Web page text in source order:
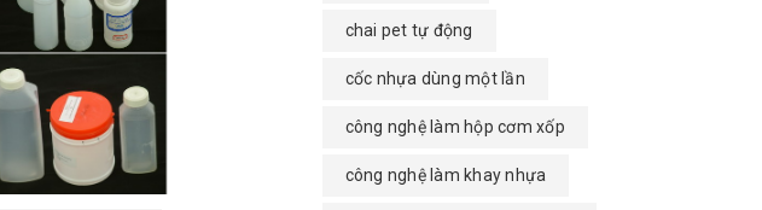
chai pet tự động
cốc nhựa dùng một lần
công nghệ làm hộp cơm xốp
công nghệ làm khay nhựa